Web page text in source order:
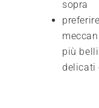
sopra
più
delicati